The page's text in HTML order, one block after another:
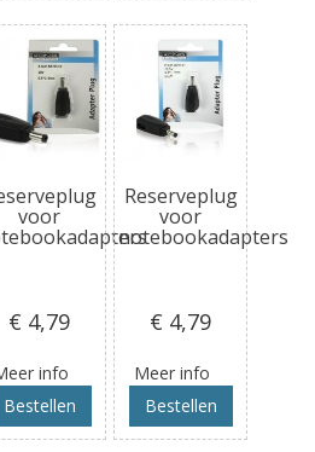
voor
€ 4,79
info
Bestellen
Reserveplug
voor
notebookadapters
€ 4,79
Meer info
Bestellen